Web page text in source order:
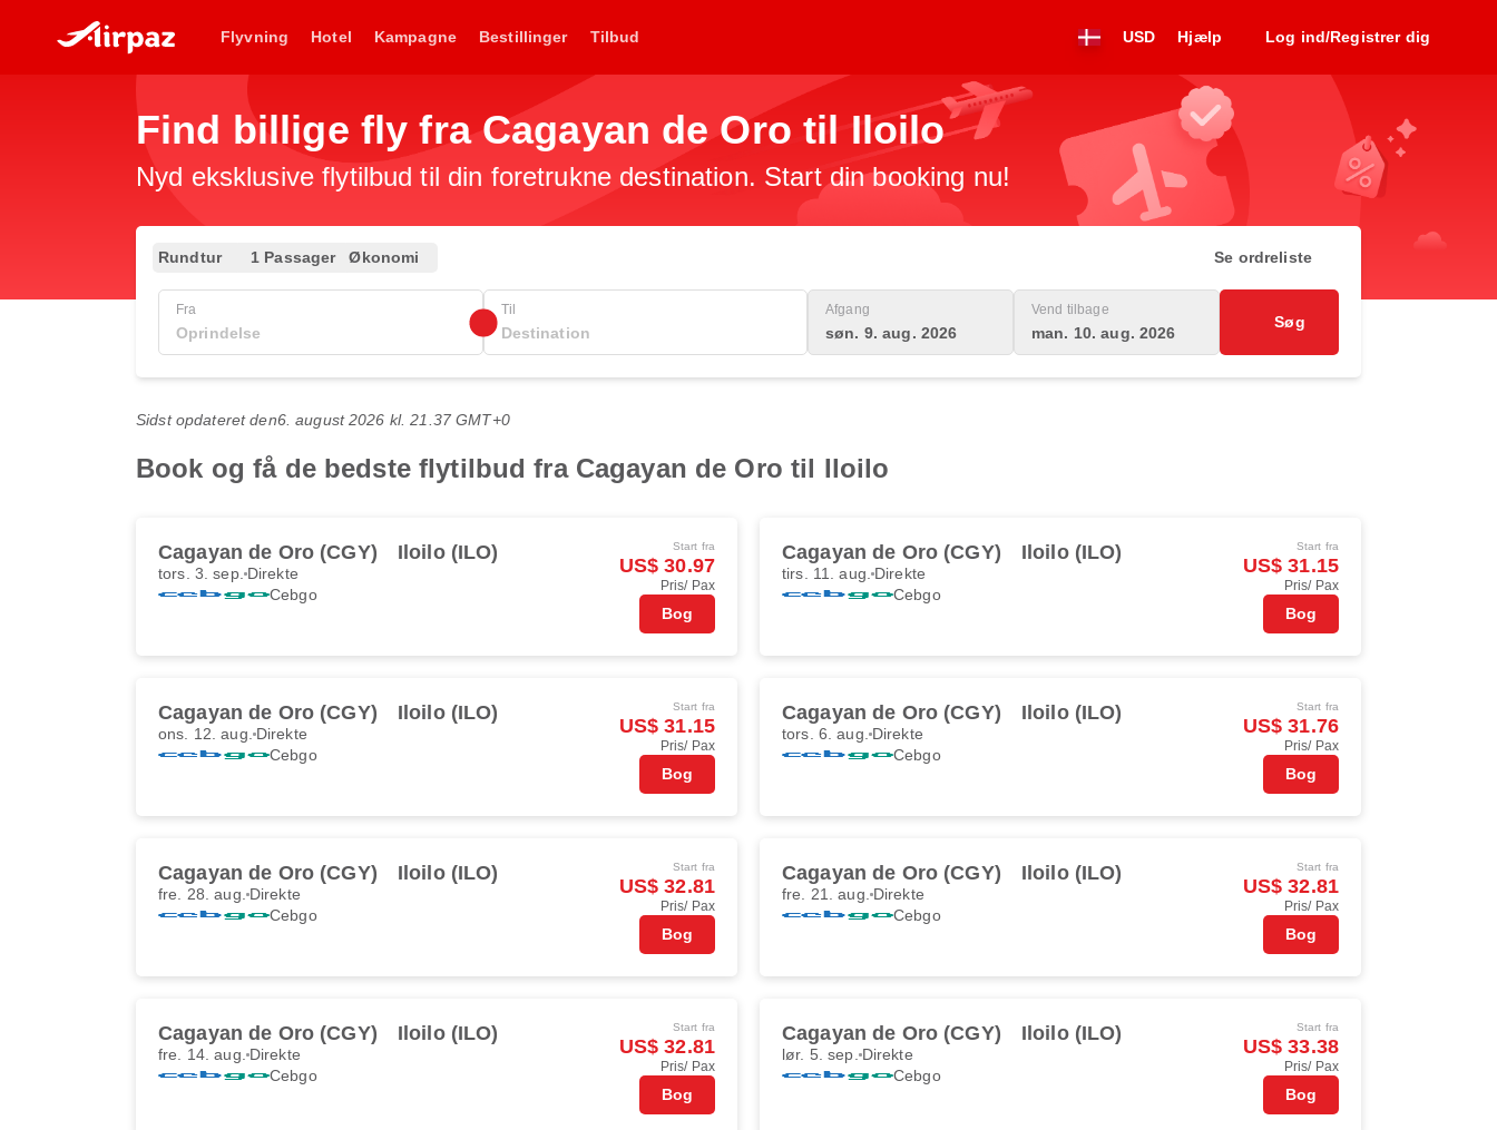
Flyvning Hotel Kampagne Bestillinger Tilbud USD Hjælp Log ind/Registrer dig
Find billige fly fra Cagayan de Oro til Iloilo
Nyd eksklusive flytilbud til din foretrukne destination. Start din booking nu!
Rundtur 1 Passager Økonomi Se ordreliste
Fra Til Afgang
søn. 9. aug. 2026
Vend tilbage
man. 10. aug. 2026
Søg
Sidst opdateret den6. august 2026 kl. 21.37 GMT+0
Book og få de bedste flytilbud fra Cagayan de Oro til Iloilo
Cagayan de Oro (CGY) Iloilo (ILO)
tors. 3. sep. Direkte
Cebgo
Start fra
US$ 30.97
Pris/ Pax
Bog
Cagayan de Oro (CGY) Iloilo (ILO)
tirs. 11. aug. Direkte
Cebgo
Start fra
US$ 31.15
Pris/ Pax
Bog
Cagayan de Oro (CGY) Iloilo (ILO)
ons. 12. aug. Direkte
Cebgo
Start fra
US$ 31.15
Pris/ Pax
Bog
Cagayan de Oro (CGY) Iloilo (ILO)
tors. 6. aug. Direkte
Cebgo
Start fra
US$ 31.76
Pris/ Pax
Bog
Cagayan de Oro (CGY) Iloilo (ILO)
fre. 28. aug. Direkte
Cebgo
Start fra
US$ 32.81
Pris/ Pax
Bog
Cagayan de Oro (CGY) Iloilo (ILO)
fre. 21. aug. Direkte
Cebgo
Start fra
US$ 32.81
Pris/ Pax
Bog
Cagayan de Oro (CGY) Iloilo (ILO)
fre. 14. aug. Direkte
Cebgo
Start fra
US$ 32.81
Pris/ Pax
Bog
Cagayan de Oro (CGY) Iloilo (ILO)
lør. 5. sep. Direkte
Cebgo
Start fra
US$ 33.38
Pris/ Pax
Bog